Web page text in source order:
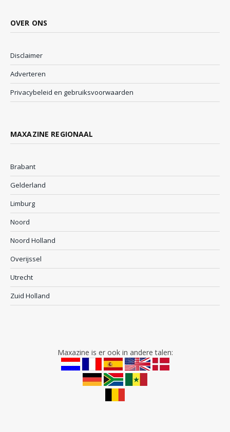
OVER ONS
Disclaimer
Adverteren
Privacybeleid en gebruiksvoorwaarden
MAXAZINE REGIONAAL
Brabant
Gelderland
Limburg
Noord
Noord Holland
Overijssel
Utrecht
Zuid Holland
Maxazine is er ook in andere talen: